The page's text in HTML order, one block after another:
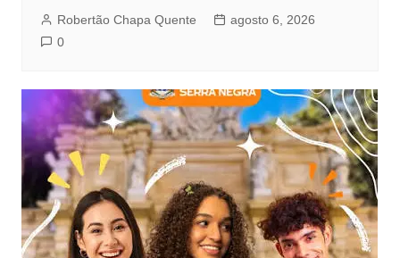
Robertão Chapa Quente
agosto 6, 2026
0